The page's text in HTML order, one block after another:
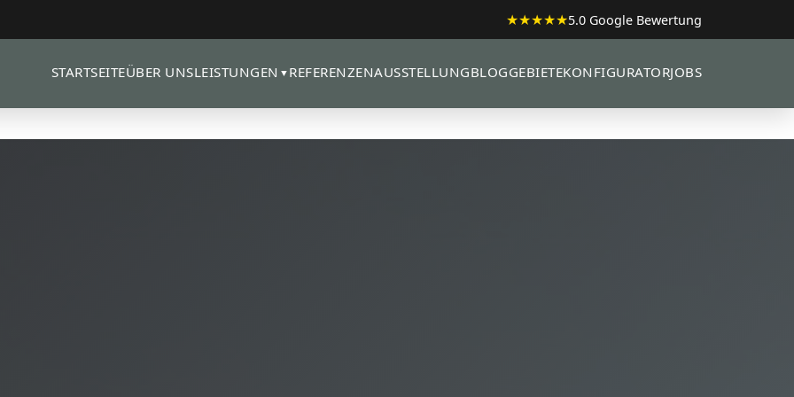
★★★★★5.0 Google Bewertung
STARTSEITEÜBER UNSLEISTUNGEN ▼ REFERENZENAUSSTELLUNGBLOGGEBIETEKONFIGURATORJOBS